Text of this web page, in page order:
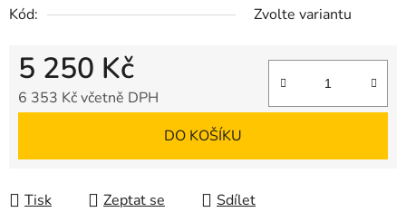
Kód:
Zvolte variantu
5 250 Kč
6 353 Kč včetně DPH
DO KOŠÍKU
Tisk Zeptat se Sdílet